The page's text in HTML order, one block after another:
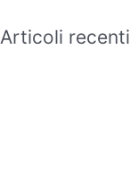
Articoli recenti